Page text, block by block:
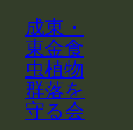
成東・
東金食
虫植物
群落を
守る会